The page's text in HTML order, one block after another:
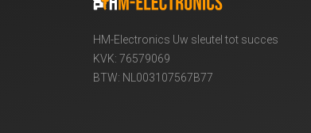
HM-Electronics Uw sleutel tot succes
KVK: 76579069
BTW: NL003107567B77